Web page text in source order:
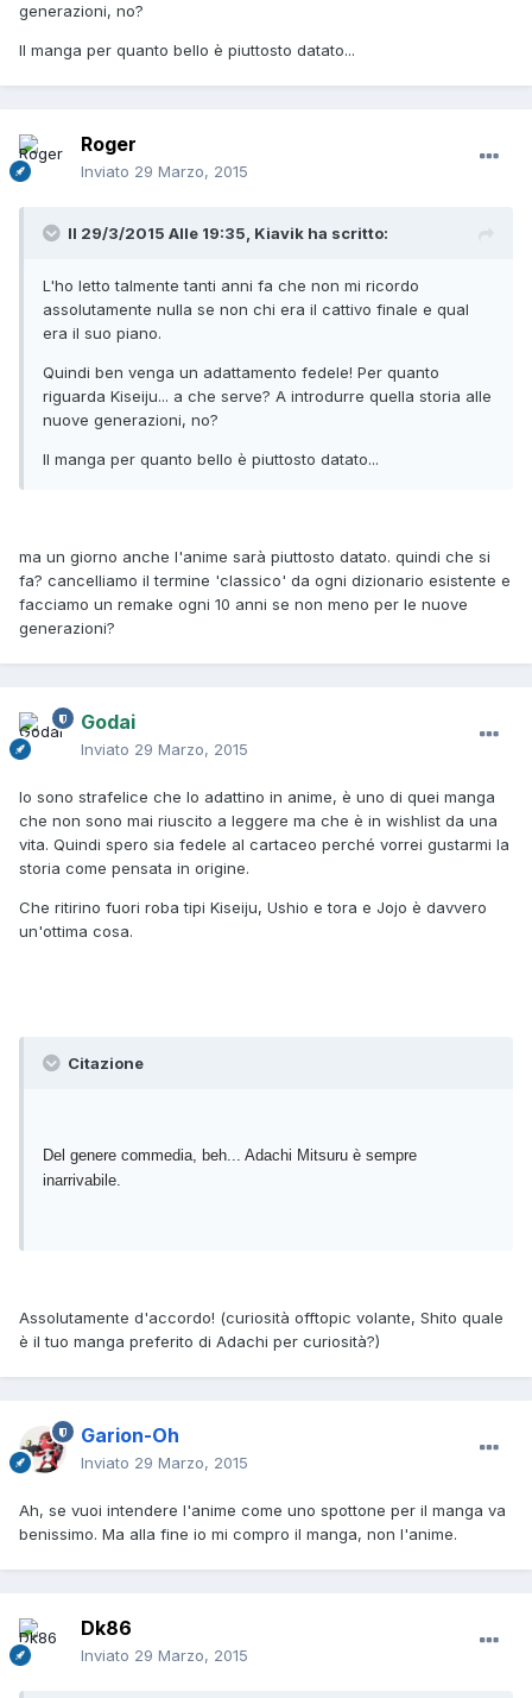
generazioni, no?
Il manga per quanto bello è piuttosto datato...
Roger
Inviato 29 Marzo, 2015
Il 29/3/2015 Alle 19:35, Kiavik ha scritto:
L'ho letto talmente tanti anni fa che non mi ricordo
assolutamente nulla se non chi era il cattivo finale e qual
era il suo piano.
Quindi ben venga un adattamento fedele! Per quanto
riguarda Kiseiju... a che serve? A introdurre quella storia alle
nuove generazioni, no?
Il manga per quanto bello è piuttosto datato...
ma un giorno anche l'anime sarà piuttosto datato. quindi che si
fa? cancelliamo il termine 'classico' da ogni dizionario esistente e
facciamo un remake ogni 10 anni se non meno per le nuove
generazioni?
Godai
Inviato 29 Marzo, 2015
Io sono strafelice che lo adattino in anime, è uno di quei manga
che non sono mai riuscito a leggere ma che è in wishlist da una
vita. Quindi spero sia fedele al cartaceo perché vorrei gustarmi la
storia come pensata in origine.
Che ritirino fuori roba tipi Kiseiju, Ushio e tora e Jojo è davvero
un'ottima cosa.
Citazione
Del genere commedia, beh... Adachi Mitsuru è sempre
inarrivabile.
Assolutamente d'accordo! (curiosità offtopic volante, Shito quale
è il tuo manga preferito di Adachi per curiosità?)
Garion-Oh
Inviato 29 Marzo, 2015
Ah, se vuoi intendere l'anime come uno spottone per il manga va
benissimo. Ma alla fine io mi compro il manga, non l'anime.
Dk86
Inviato 29 Marzo, 2015